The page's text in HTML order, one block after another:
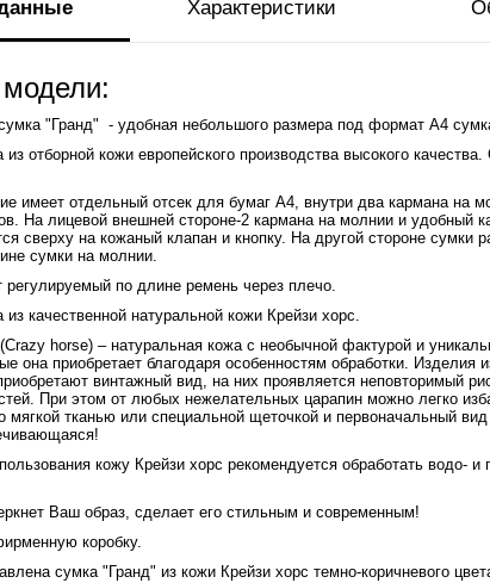
Характеристики
"Гранд" - удобная небольшого размера под формат А4
из отборной кожи европейского производства высокого
имеет отдельный отсек для бумаг А4, внутри два кармана на
На лицевой внешней стороне-2 кармана на молнии и удобный
сверху на кожаный клапан и кнопку. На другой стороне сумки
сумки на молнии.
регулируемый по длине ремень через плечо.
из качественной натуральной кожи Крейзи хорс.
horse) – натуральная кожа с необычной фактурой и
она приобретает благодаря особенностям обработки. Изделия
винтажный вид, на них проявляется неповторимый
При этом от любых нежелательных царапин можно легко
мягкой тканью или специальной щеточкой и первоначальный
кожу Крейзи хорс рекомендуется обработать водо- и
Ваш образ, сделает его стильным и современным!
коробку.
сумка "Гранд" из кожи Крейзи хорс темно-коричневого